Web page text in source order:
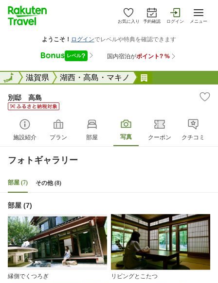
お気に入り 予約確認 ログイン メニュー
全国滋賀県 湖西・高島・マキノ
全国
別邸 高島
施設紹介 プラン 部屋 写真 クーポン クチコミ
フォトギャラリー
部屋 (7) その他 (8)
部屋 (7)
縁側でくつろぎ リビングとこたつ